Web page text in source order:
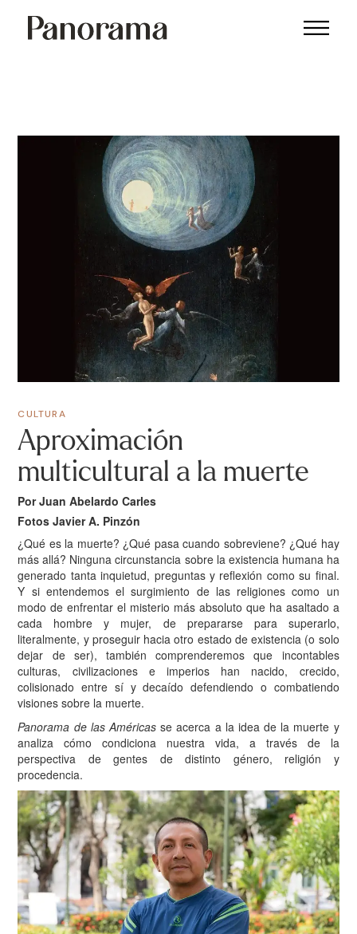
CULTURA
Aproximación
multicultural a la muerte
Por Juan Abelardo Carles
Fotos Javier A. Pinzón
¿Qué es la muerte? ¿Qué pasa cuando sobreviene? ¿Qué hay
más allá? Ninguna circunstancia sobre la existencia humana ha
generado tanta inquietud, preguntas y reflexión como su final.
Y si entendemos el surgimiento de las religiones como un
modo de enfrentar el misterio más absoluto que ha asaltado a
cada hombre y mujer, de prepararse para superarlo,
literalmente, y proseguir hacia otro estado de existencia (o solo
dejar de ser), también comprenderemos que incontables
culturas, civilizaciones e imperios han nacido, crecido,
colisionado entre sí y decaído defendiendo o combatiendo
visiones sobre la muerte.
Panorama de las Américasse acerca a la idea de la muerte y
analiza cómo condiciona nuestra vida, a través de la
perspectiva de gentes de distinto género, religión y
procedencia.